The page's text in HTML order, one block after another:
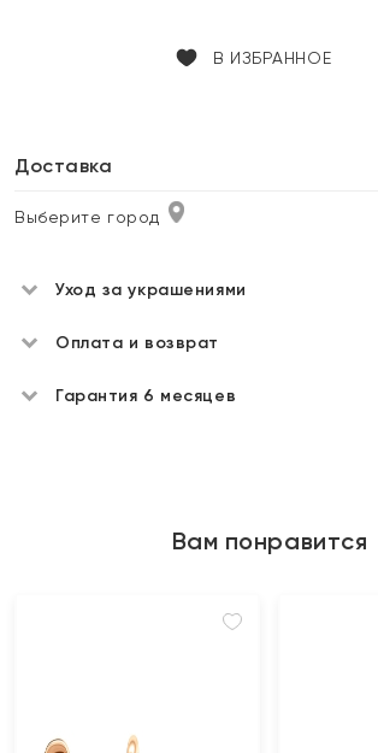
В ИЗБРАННОЕ
Доставка
Выберите город
Уход за украшениями
Оплата и возврат
Гарантия 6 месяцев
Вам понравится